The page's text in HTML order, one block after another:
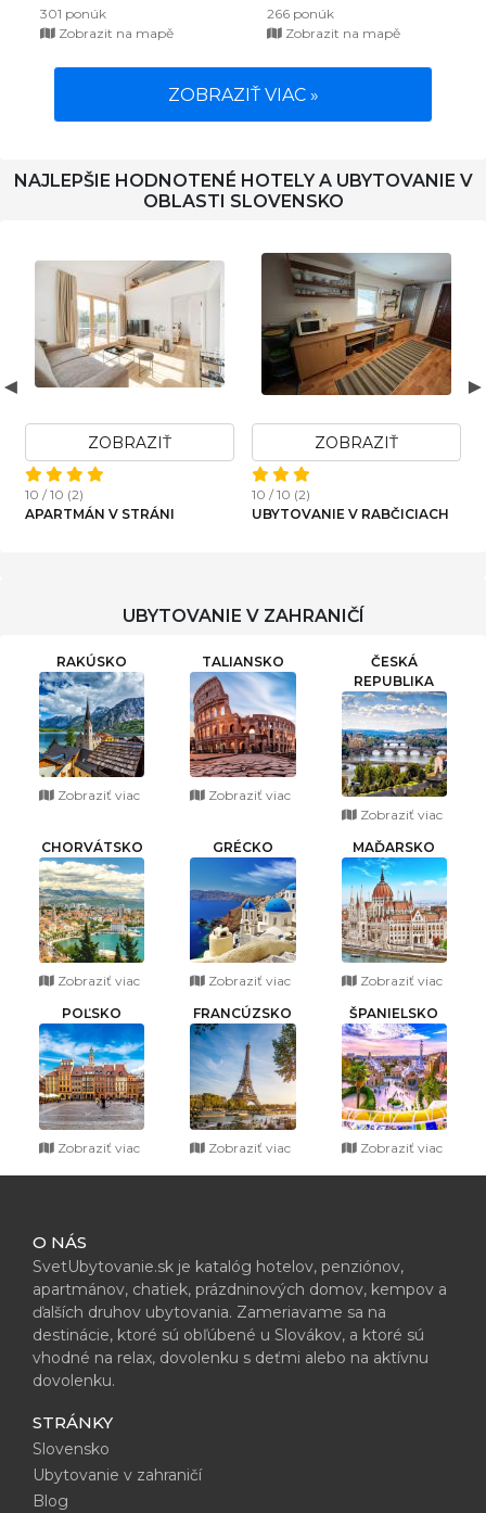
301 ponúk
Zobrazit na mapě
266 ponúk
Zobrazit na mapě
ZOBRAZIŤ VIAC »
NAJLEPŠIE HODNOTENÉ HOTELY A UBYTOVANIE V
OBLASTI SLOVENSKO
ZOBRAZIŤ
10 / 10 (2)
APARTMÁN V STRÁNI
ZOBRAZIŤ
10 / 10 (2)
UBYTOVANIE V RABČICIACH
UBYTOVANIE V ZAHRANIČÍ
RAKÚSKO
Zobraziť viac
TALIANSKO
Zobraziť viac
ČESKÁ
REPUBLIKA
Zobraziť viac
CHORVÁTSKO
Zobraziť viac
GRÉCKO
Zobraziť viac
MAĎARSKO
Zobraziť viac
POĽSKO
Zobraziť viac
FRANCÚZSKO
Zobraziť viac
ŠPANIELSKO
Zobraziť viac
O NÁS
SvetUbytovanie.sk je katalóg hotelov, penziónov,
apartmánov, chatiek, prázdninových domov, kempov a
ďalších druhov ubytovania. Zameriavame sa na
destinácie, ktoré sú obľúbené u Slovákov, a ktoré sú
vhodné na relax, dovolenku s deťmi alebo na aktívnu
dovolenku.
STRÁNKY
Slovensko
Ubytovanie v zahraničí
Blog